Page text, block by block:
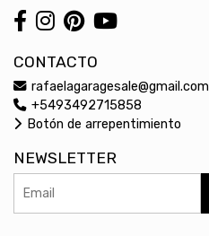
CONTACTO
rafaelagaragesale@gmail.com
+5493492715858
Botón de arrepentimiento
NEWSLETTER